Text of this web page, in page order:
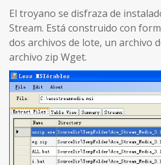
El troyano se disfraza de
Stream. Está construido con
dos archivos de lote, un archivo
archivo zip Wget.